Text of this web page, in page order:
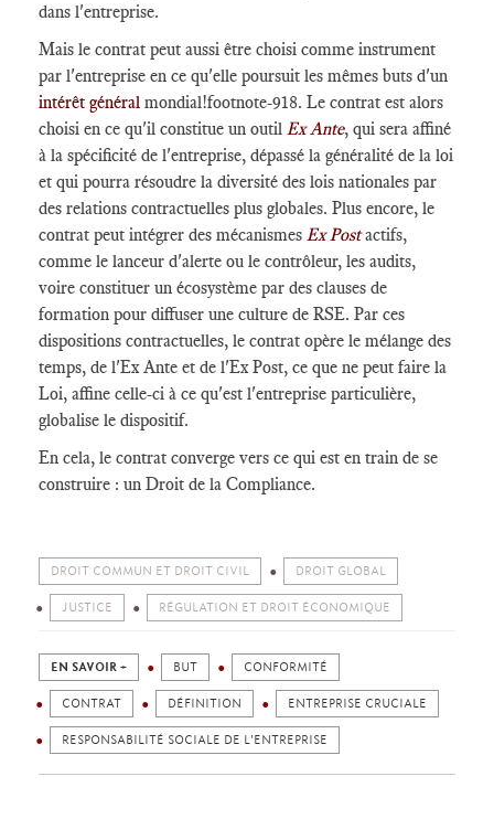
dans l'entreprise.
Mais le contrat peut aussi être choisi comme instrument
par l'entreprise en ce qu'elle poursuit les mêmes buts d'un
intérêt général mondial!footnote-918. Le contrat est alors
choisi en ce qu'il constitue un outil Ex Ante, qui sera affiné
à la spécificité de l'entreprise, dépassé la généralité de la loi
et qui pourra résoudre la diversité des lois nationales par
des relations contractuelles plus globales. Plus encore, le
contrat peut intégrer des mécanismes Ex Post actifs,
comme le lanceur d'alerte ou le contrôleur, les audits,
voire constituer un écosystème par des clauses de
formation pour diffuser une culture de RSE. Par ces
dispositions contractuelles, le contrat opère le mélange des
temps, de l'Ex Ante et de l'Ex Post, ce que ne peut faire la
Loi, affine celle-ci à ce qu'est l'entreprise particulière,
globalise le dispositif.
En cela, le contrat converge vers ce qui est en train de se
construire : un Droit de la Compliance.
DROIT COMMUN ET DROIT CIVIL DROIT GLOBAL
JUSTICE RÉGULATION ET DROIT ÉCONOMIQUE
EN SAVOIR + BUT CONFORMITÉ
CONTRAT DÉFINITION ENTREPRISE CRUCIALE
RESPONSABILITÉ SOCIALE DE L'ENTREPRISE